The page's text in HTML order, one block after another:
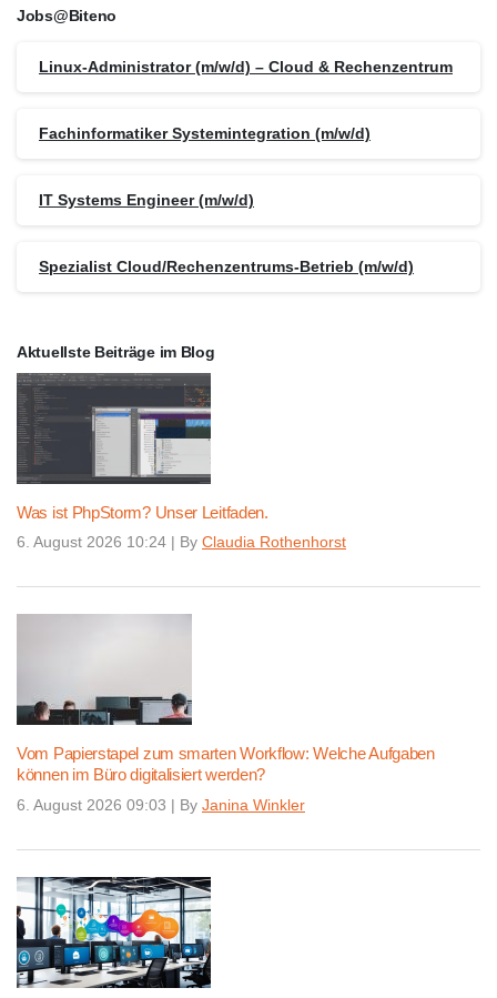
Jobs@Biteno
Linux-Administrator (m/w/d) – Cloud & Rechenzentrum
Fachinformatiker Systemintegration (m/w/d)
IT Systems Engineer (m/w/d)
Spezialist Cloud/Rechenzentrums-Betrieb (m/w/d)
Aktuellste Beiträge im Blog
Was ist PhpStorm? Unser Leitfaden.
6. August 2026 10:24 | By Claudia Rothenhorst
Vom Papierstapel zum smarten Workflow: Welche Aufgaben
können im Büro digitalisiert werden?
6. August 2026 09:03 | By Janina Winkler